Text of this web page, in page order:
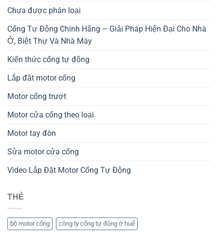
Chưa được phân loại
Cổng Tự Động Chính Hãng – Giải Pháp Hiện Đại Cho Nhà
Ở, Biệt Thự Và Nhà Máy
Kiến thức cổng tự động
Lắp đặt motor cổng
Motor cổng trượt
Motor cửa cổng theo loại
Motor tay đòn
Sửa motor cửa cổng
Video Lắp Đặt Motor Cổng Tự Động
THẺ
bộ motor cổng công ty cổng tự động ở huế